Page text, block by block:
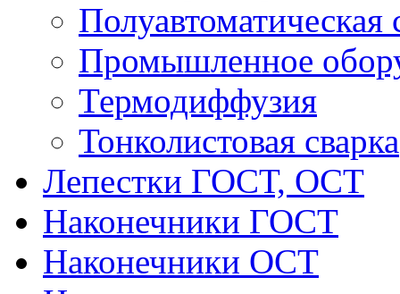
Полуавтоматическая
Промышленное
Термодиффузия
Тонколистовая сварка
Лепестки ГОСТ, ОСТ
Наконечники ГОСТ
Наконечники ОСТ